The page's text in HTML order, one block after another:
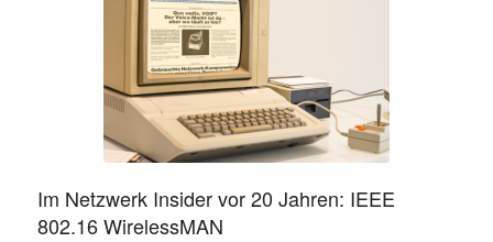
Im Netzwerk Insider vor 20 Jahren: IEEE
802.16 WirelessMAN